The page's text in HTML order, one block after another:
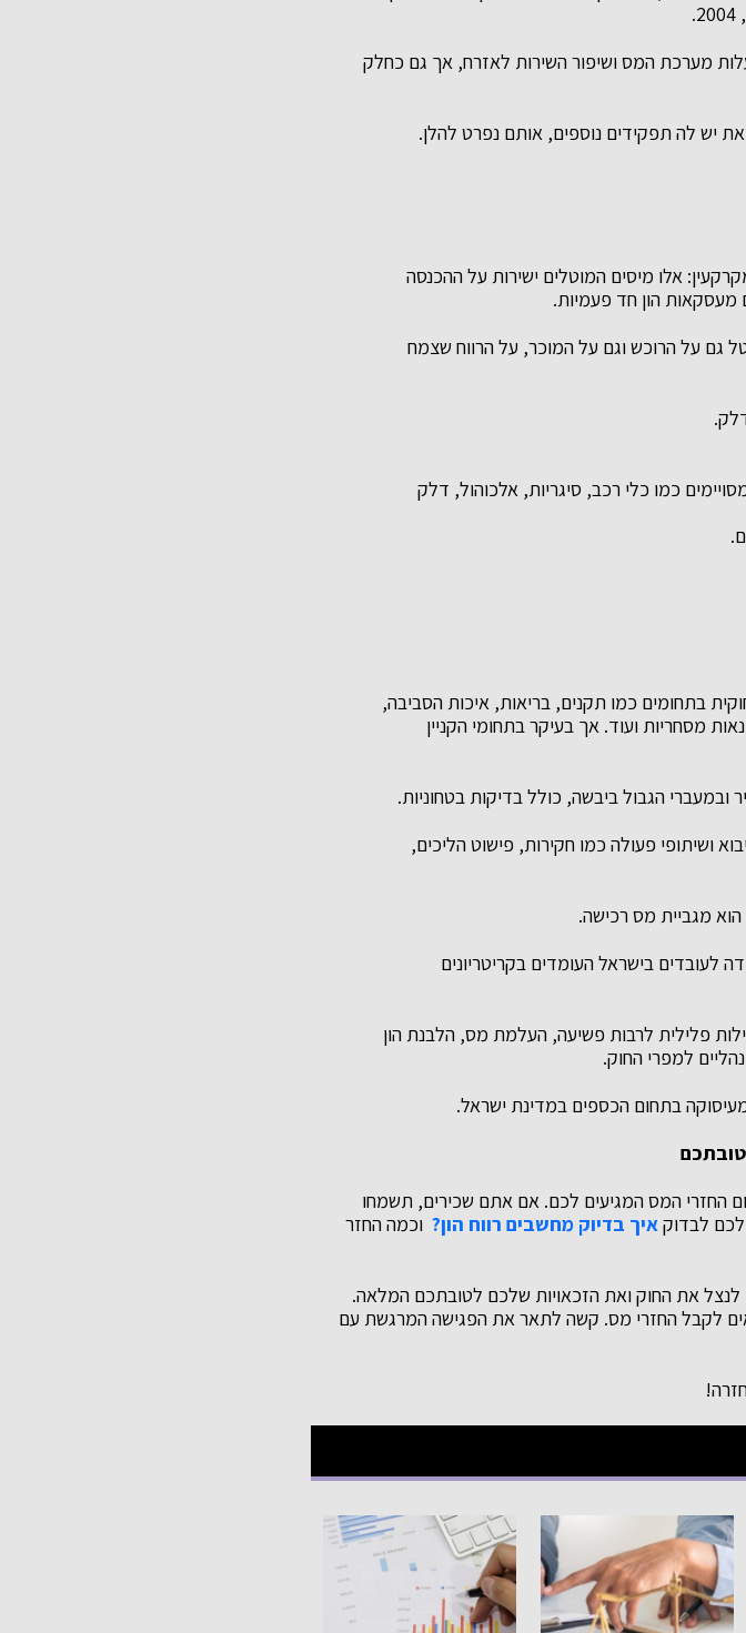
מערכת המס ושיפור השירות לאזרח, אך גם כחלק
יש לה תפקידים נוספים, אותם נפרט להלן.
אלו מיסים המוטלים ישירות על ההכנסה
מעסקאות הון חד פעמיות.
גם על הרוכש וגם על המוכר, על הרווח שצמח
כמו כלי רכב, סיגריות, אלכוהול, דלק
בתחומים כמו תקנים, בריאות, איכות הסביבה,
מסחריות ועוד. אך בעיקר בתחומי הקניין
ובמעברי הגבול ביבשה, כולל בדיקות בטחוניות.
ושיתופי פעולה כמו חקירות, פישוט הליכים,
מגביית מס רכישה.
לפעול מענק עבודה לעובדים בישראל העומדים בקריטריונים
פלילית לרבות פשיעה, העלמת מס, הלבנת הון
למפרי החוק.
בתחום הכספים במדינת ישראל.
החזרי המס המגיעים לכם. אם אתם שכירים, תשמחו
לכם לבדוקאיך בדיוק מחשבים רווח הון? וכמה החזר
לנצל את החוק ואת הזכאויות שלכם לטובתכם המלאה.
לקבל החזרי מס. קשה לתאר את הפגישה המרגשת עם